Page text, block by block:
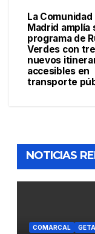
La Comunidad
Madrid amplía
programa de
Verdes con
nuevos
accesibles en
transporte
NOTICIAS
COMARCAL